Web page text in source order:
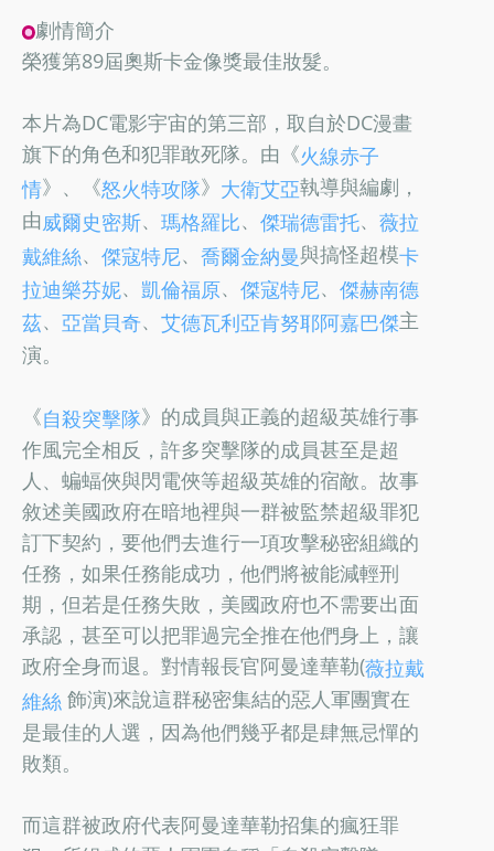
劇情簡介
榮獲第89屆奧斯卡金像獎最佳妝髮。
本片為DC電影宇宙的第三部，取自於DC漫畫
旗下的角色和犯罪敢死隊。由《火線赤子
情》、《怒火特攻隊》 大衛艾亞執導與編劇，
由威爾史密斯、 瑪格羅比、 傑瑞德雷托、 薇拉
戴維絲、 傑寇特尼、 喬爾金納曼與搞怪超模卡
拉迪樂芬妮、 凱倫福原、 傑寇特尼、 傑赫南德
茲、 亞當貝奇、 艾德瓦利亞肯努耶阿嘉巴傑主
演。
《自殺突擊隊》的成員與正義的超級英雄行事
作風完全相反，許多突擊隊的成員甚至是超
人、蝙蝠俠與閃電俠等超級英雄的宿敵。故事
敘述美國政府在暗地裡與一群被監禁超級罪犯
訂下契約，要他們去進行一項攻擊秘密組織的
任務，如果任務能成功，他們將被能減輕刑
期，但若是任務失敗，美國政府也不需要出面
承認，甚至可以把罪過完全推在他們身上，讓
政府全身而退。對情報長官阿曼達華勒(薇拉戴
維絲 飾演)來說這群秘密集結的惡人軍團實在
是最佳的人選，因為他們幾乎都是肆無忌憚的
敗類。
而這群被政府代表阿曼達華勒招集的瘋狂罪